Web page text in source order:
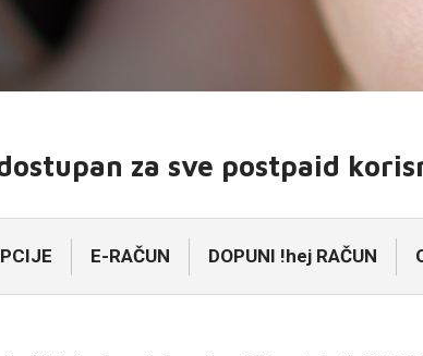
za sve postpaid
E-RAČUN DOPUNI !hej RAČUN